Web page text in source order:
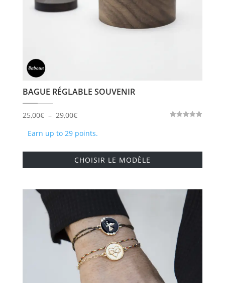
BAGUE RÉGLABLE SOUVENIR
25,00€ – 29,00€Plage
25,00€
à
Earn up to 29 points.
CHOISIR LE MODÈLE
Ce